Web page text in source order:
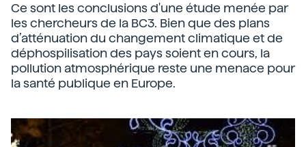
Ce sont les conclusions d'une étude menée par
les chercheurs de la BC3. Bien que des plans
d’atténuation du changement climatique et de
déphospilisation des pays soient en cours, la
pollution atmosphérique reste une menace pour
la santé publique en Europe.